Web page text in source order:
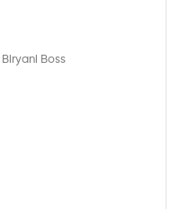
Biryani Boss